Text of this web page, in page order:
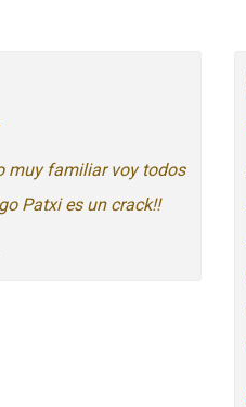
muy familiar voy todos
Patxi es un crack!!